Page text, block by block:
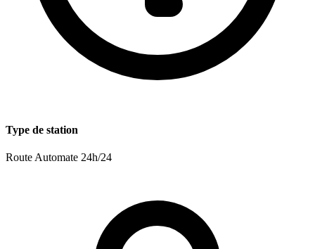
Type de station
Route Automate 24h/24